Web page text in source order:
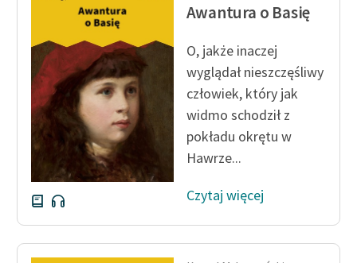
Awantura o Basię
O, jakże inaczej
wyglądał nieszczęśliwy
człowiek, który jak
widmo schodził z
pokładu okrętu w
Hawrze...
Czytaj więcej